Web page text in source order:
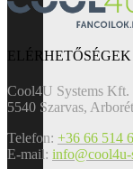
ELÉRHETŐSÉGEK
Cool4U Systems Kft.
5540 Szarvas,
Telefon: +36 66 514
E-mail: info@cool4u-